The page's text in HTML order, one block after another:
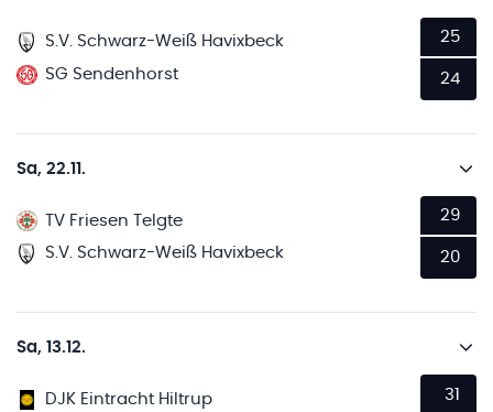
S.V. Schwarz-Weiß Havixbeck
SG Sendenhorst
25
24
Sa, 22.11.
TV Friesen Telgte
S.V. Schwarz-Weiß Havixbeck
29
20
Sa, 13.12.
DJK Eintracht Hiltrup 31